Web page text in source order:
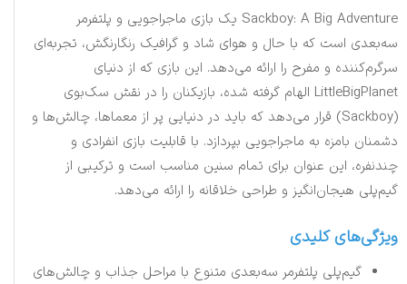
Sackboy: A Big Adventure یک بازی ماجراجویی و پلتفرمر
سه‌بعدی است که با حال و هوای شاد و گرافیک رنگارنگش، تجربه‌ای
سرگرم‌کننده و مفرح را ارائه می‌دهد. این بازی که از دنیای
LittleBigPlanet الهام گرفته شده، بازیکنان را در نقش سک‌بوی
(Sackboy) قرار می‌دهد که باید در دنیایی پر از معماها، چالش‌ها و
دشمنان بامزه به ماجراجویی بپردازد. با قابلیت بازی انفرادی و
چندنفره، این عنوان برای تمام سنین مناسب است و ترکیبی از
گیم‌پلی هیجان‌انگیز و طراحی خلاقانه را ارائه می‌دهد.
ویژگی‌های کلیدی
گیم‌پلی پلتفرمر سه‌بعدی متنوع با مراحل جذاب و چالش‌های